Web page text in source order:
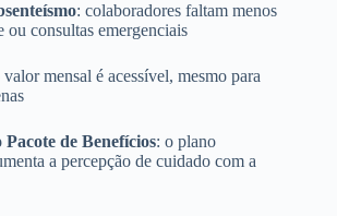
: colaboradores faltam menos
ou consultas emergenciais
valor mensal é acessível, mesmo para
de Benefícios: o plano
a percepção de cuidado com a